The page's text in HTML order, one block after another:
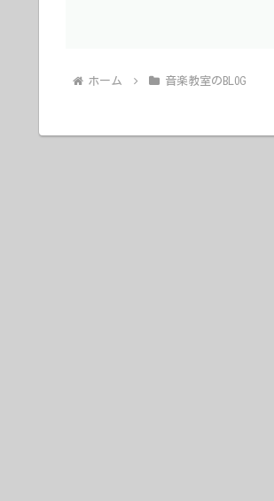
ホーム 音楽教室のBLOG